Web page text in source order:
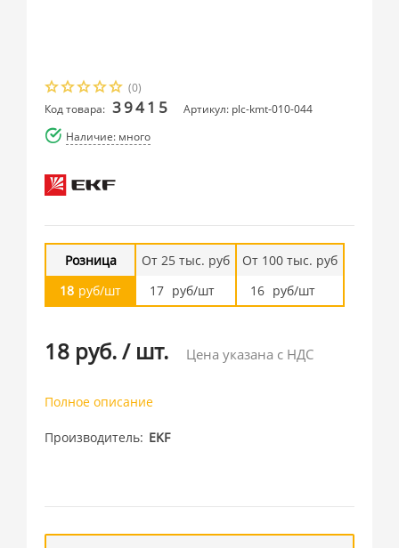
(0)
Код товара: 39415
Артикул: plc-kmt-010-044
Наличие: много
Розница
18 руб/шт
От 25 тыс. руб
17 руб/шт
От 100 тыс. руб
16 руб/шт
18 руб./ шт. Цена указана с НДС
Полное описание
Производитель EKF